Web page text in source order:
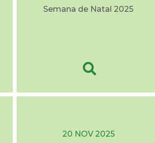
Semana de Natal 2025
20 NOV 2025